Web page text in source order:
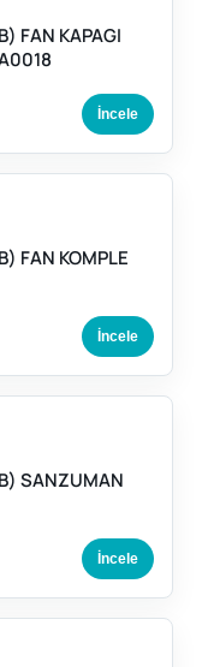
FAN KAPAGI
İncele
FAN KOMPLE
İncele
SANZUMAN
İncele